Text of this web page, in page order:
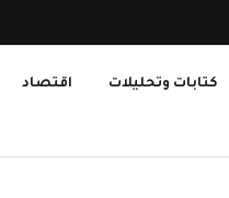
كتابات وتحليلات اقتصاد